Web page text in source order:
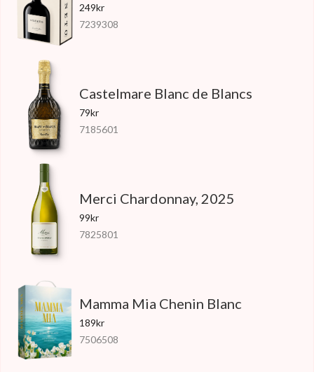
249kr
7239308
Castelmare Blanc de Blancs
79kr
7185601
Merci Chardonnay, 2025
99kr
7825801
Mamma Mia Chenin Blanc
189kr
7506508